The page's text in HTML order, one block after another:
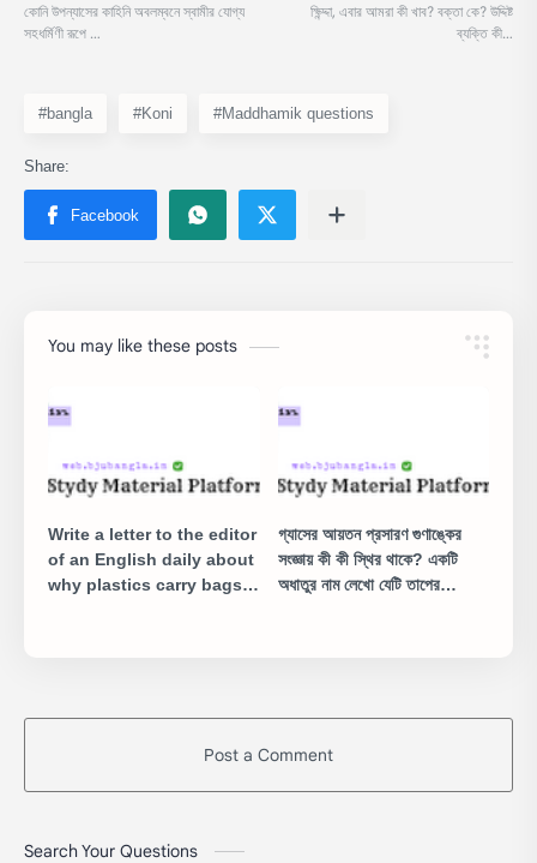
#bangla #Koni #Maddhamik questions
You may like these posts
Write a letter to the editor
of an English daily about
why plastics carry bags
গ্যাসের আয়তন প্রসারণ গুণাঙ্কের
সংজ্ঞায় কী কী স্থির থাকে? একটি
অধাতুর নাম লেখো যেটি তাপের
Post a Comment
Search Your Questions